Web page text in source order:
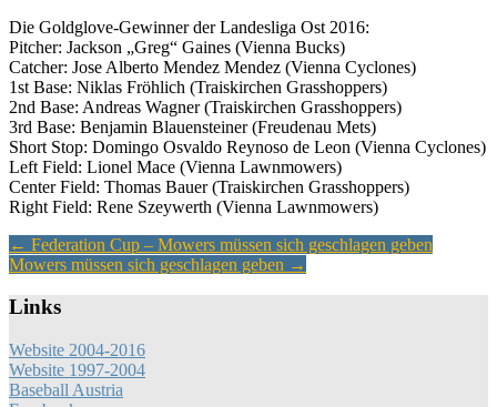
Die Goldglove-Gewinner der Landesliga Ost 2016:
Pitcher: Jackson „Greg“ Gaines (Vienna Bucks)
Catcher: Jose Alberto Mendez Mendez (Vienna Cyclones)
1st Base: Niklas Fröhlich (Traiskirchen Grasshoppers)
2nd Base: Andreas Wagner (Traiskirchen Grasshoppers)
3rd Base: Benjamin Blauensteiner (Freudenau Mets)
Short Stop: Domingo Osvaldo Reynoso de Leon (Vienna Cyclones)
Left Field: Lionel Mace (Vienna Lawnmowers)
Center Field: Thomas Bauer (Traiskirchen Grasshoppers)
Right Field: Rene Szeywerth (Vienna Lawnmowers)
Artikel-
Navigation
← Federation Cup – Mowers müssen sich geschlagen geben
Mowers müssen sich geschlagen geben →
Links
Website 2004-2016
Website 1997-2004
Baseball Austria